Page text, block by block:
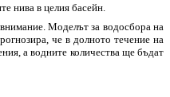
нива в целия басейн.
Моделът за водосбора на
че в долното течение на
а водните количества ще бъдат